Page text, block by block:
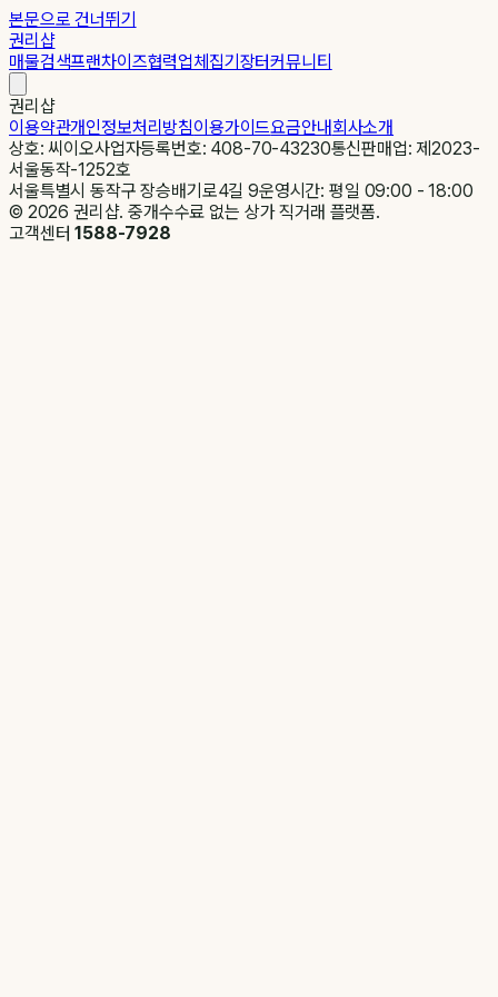
본문으로 건너뛰기
권리샵
매물검색프랜차이즈협력업체집기장터커뮤니티
권리샵
이용약관개인정보처리방침이용가이드요금안내회사소개
상호: 씨이오사업자등록번호: 408-70-43230통신판매업: 제2023-
서울동작-1252호
서울특별시 동작구 장승배기로4길 9운영시간: 평일 09:00 - 18:00
© 2026 권리샵. 중개수수료 없는 상가 직거래 플랫폼.
고객센터1588-7928